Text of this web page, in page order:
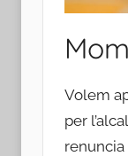
Volem
per
renuncia